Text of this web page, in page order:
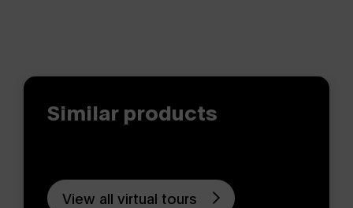
Similar products
View all virtual tours